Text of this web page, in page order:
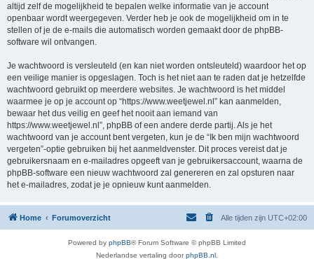
altijd zelf de mogelijkheid te bepalen welke informatie van je account
openbaar wordt weergegeven. Verder heb je ook de mogelijkheid om in te
stellen of je de e-mails die automatisch worden gemaakt door de phpBB-
software wil ontvangen.
Je wachtwoord is versleuteld (en kan niet worden ontsleuteld) waardoor het op
een veilige manier is opgeslagen. Toch is het niet aan te raden dat je hetzelfde
wachtwoord gebruikt op meerdere websites. Je wachtwoord is het middel
waarmee je op je account op “https://www.weetjewel.nl” kan aanmelden,
bewaar het dus veilig en geef het nooit aan iemand van
https://www.weetjewel.nl”, phpBB of een andere derde partij. Als je het
wachtwoord van je account bent vergeten, kun je de “Ik ben mijn wachtwoord
vergeten”-optie gebruiken bij het aanmeldvenster. Dit proces vereist dat je
gebruikersnaam en e-mailadres opgeeft van je gebruikersaccount, waarna de
phpBB-software een nieuw wachtwoord zal genereren en zal opsturen naar
het e-mailadres, zodat je je opnieuw kunt aanmelden.
Home Forumoverzicht Alle tijden zijn UTC+02:00
Powered by phpBB® Forum Software © phpBB Limited
Nederlandse vertaling doorphpBB.nl